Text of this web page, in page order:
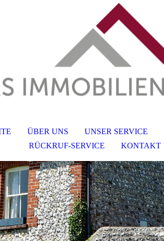
ÜBER UNS UNSER SERVICE
RÜCKRUF-SERVICE
KONTAKT